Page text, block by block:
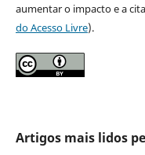
aumentar o impacto e a
do Acesso Livre).
Artigos mais lidos